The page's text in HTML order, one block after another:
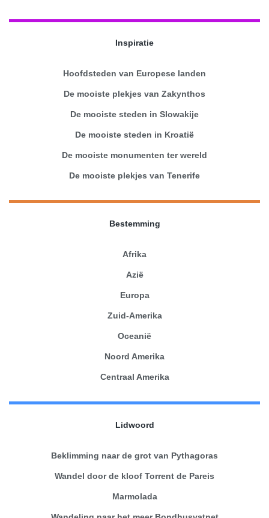
Inspiratie
Hoofdsteden van Europese landen
De mooiste plekjes van Zakynthos
De mooiste steden in Slowakije
De mooiste steden in Kroatië
De mooiste monumenten ter wereld
De mooiste plekjes van Tenerife
Bestemming
Afrika
Azië
Europa
Zuid-Amerika
Oceanië
Noord Amerika
Centraal Amerika
Lidwoord
Beklimming naar de grot van Pythagoras
Wandel door de kloof Torrent de Pareis
Marmolada